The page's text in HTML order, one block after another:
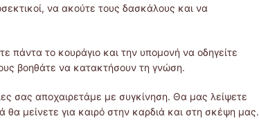
να ακούτε τους δασκάλους και να
πάντα το κουράγιο και την υπομονή να οδηγείτε
βοηθάτε να κατακτήσουν τη γνώση.
σας αποχαιρετάμε με συγκίνηση. Θα μας λείψετε
μείνετε για καιρό στην καρδιά και στη σκέψη μας.